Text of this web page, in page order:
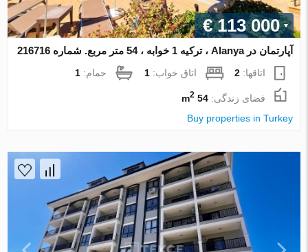
€ 113 000
آپارتمان در Alanya ، ترکیه 1 خوابه ، 54 متر مربع. شماره 216716
اتاقها:2 اتاق خواب:1 حمام:1
فضای زندگی:54 m
2
Buy properties in Turkey